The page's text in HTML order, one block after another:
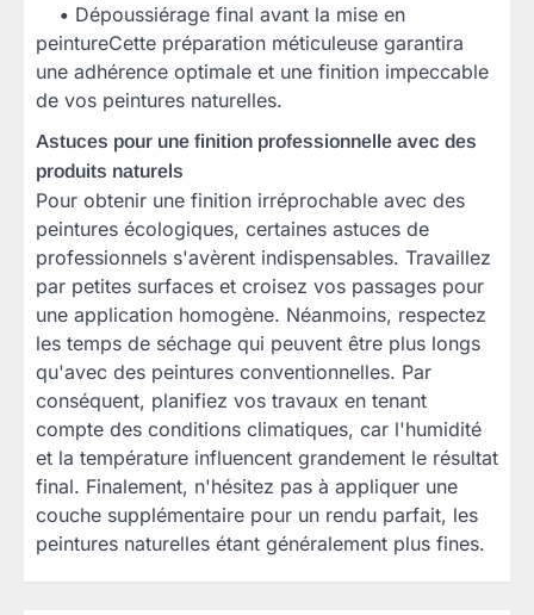
• Dépoussiérage final avant la mise en
peintureCette préparation méticuleuse garantira
une adhérence optimale et une finition impeccable
de vos peintures naturelles.
Astuces pour une finition professionnelle avec des
produits naturels
Pour obtenir une finition irréprochable avec des
peintures écologiques, certaines astuces de
professionnels s'avèrent indispensables. Travaillez
par petites surfaces et croisez vos passages pour
une application homogène. Néanmoins, respectez
les temps de séchage qui peuvent être plus longs
qu'avec des peintures conventionnelles. Par
conséquent, planifiez vos travaux en tenant
compte des conditions climatiques, car l'humidité
et la température influencent grandement le résultat
final. Finalement, n'hésitez pas à appliquer une
couche supplémentaire pour un rendu parfait, les
peintures naturelles étant généralement plus fines.